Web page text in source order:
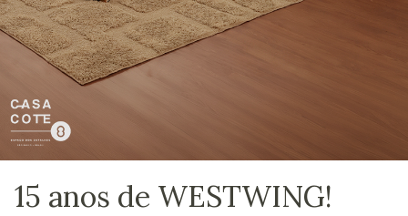
15 anos de WESTWING!